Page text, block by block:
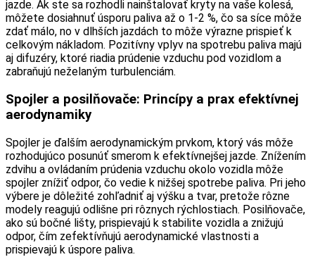
jazde. Ak ste sa rozhodli nainštalovať kryty na vaše kolesá,
môžete dosiahnuť úsporu paliva až o 1-2 %, čo sa síce môže
zdať málo, no v dlhších jazdách to môže výrazne prispieť k
celkovým nákladom. Pozitívny vplyv na spotrebu paliva majú
aj difuzéry, ktoré riadia prúdenie vzduchu pod vozidlom a
zabraňujú neželaným turbulenciám.
Spojler a posilňovače: Princípy a prax efektívnej
aerodynamiky
Spojler je ďalším aerodynamickým prvkom, ktorý vás môže
rozhodujúco posunúť smerom k efektívnejšej jazde. Znížením
zdvihu a ovládaním prúdenia vzduchu okolo vozidla môže
spojler znížiť odpor, čo vedie k nižšej spotrebe paliva. Pri jeho
výbere je dôležité zohľadniť aj výšku a tvar, pretože rôzne
modely reagujú odlišne pri rôznych rýchlostiach. Posilňovače,
ako sú bočné lišty, prispievajú k stabilite vozidla a znižujú
odpor, čím zefektívňujú aerodynamické vlastnosti a
prispievajú k úspore paliva.